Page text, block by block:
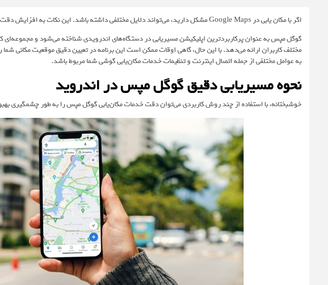
اگر با مکان یابی در Google Maps مشکل دارید، می‌تواند دلایل مختلفی داشته باشد. این نکات به افزایش دقت مسیریابی گوگل مپس در اندروید کمک می‌کند.
گوگل مپس به عنوان پرکاربردترین اپلیکیشن مسیریابی در دستگاه‌های اندرویدی شناخته می‌شود و مجموعه‌ای
مختلف کاربران ارائه می‌دهد. با این حال، گاهی اوقات ممکن است این برنامه در تعیین دقیق موقعیت مکانی
به عوامل مختلفی از جمله اتصال اینترنت و تنظیمات خدمات مکان‌یابی گوشی شما مربوط باشد.
نحوه مسیریابی دقیق گوگل مپس در اندروید
خوشبختانه، با استفاده از چند روش کاربردی می‌توان دقت خدمات مکان‌یابی گوگل مپس را به طور چشمگیری